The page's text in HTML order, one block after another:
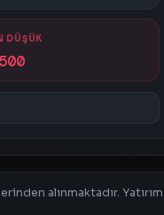
DÜŞÜK
alınmaktadır. Yatırım